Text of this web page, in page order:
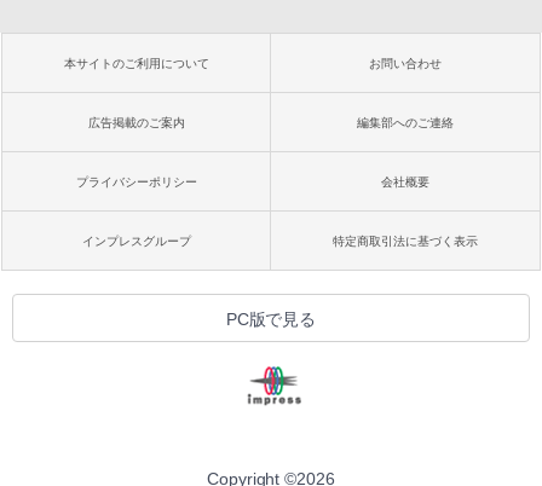
本サイトのご利用について お問い合わせ
広告掲載のご案内 編集部へのご連絡
プライバシーポリシー 会社概要
インプレスグループ 特定商取引法に基づく表示
PC版で見る
Copyright ©2026